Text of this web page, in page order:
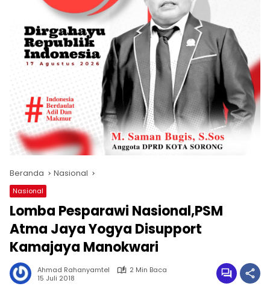
Beranda Nasional
Nasional
Lomba Pesparawi Nasional,PSM
Atma Jaya Yogya Disupport
Kamajaya Manokwari
Ahmad Rahanyamtel
2 Min Baca
15 Juli 2018